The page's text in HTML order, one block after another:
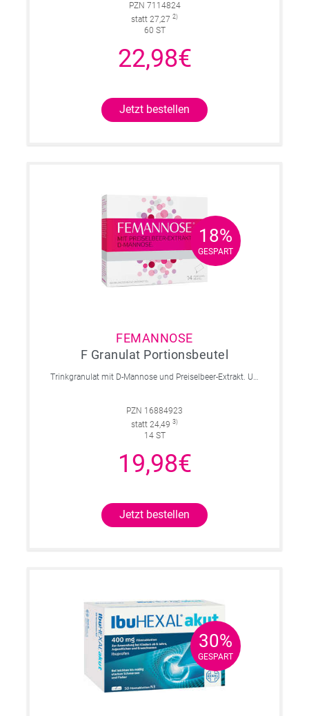
PZN 7114824
statt 27,27 2)
60 ST
22,98€
Jetzt bestellen
18%
GESPART
18%
GESPART
FEMANNOSE
F Granulat Portionsbeutel
Trinkgranulat mit D-Mannose und Preiselbeer-Extrakt. Unterstützt die natürliche Blasen- und Harnwegsgesundhei
PZN 16884923
statt 24,49 3)
14 ST
19,98€
Jetzt bestellen
30%
GESPART
30%
GESPART